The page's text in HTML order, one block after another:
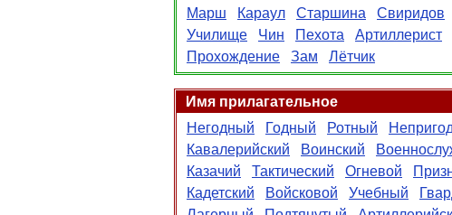
Марш
Караул Старшина Свиридов
Училище
Чин Пехота Артиллерист
Прохождение
Зам Лётчик
Имя прилагательное
Негодный
Годный Ротный
Кавалерийский
Воинский
Казачий
Тактический Огневой
Кадетский
Войсковой Учебный